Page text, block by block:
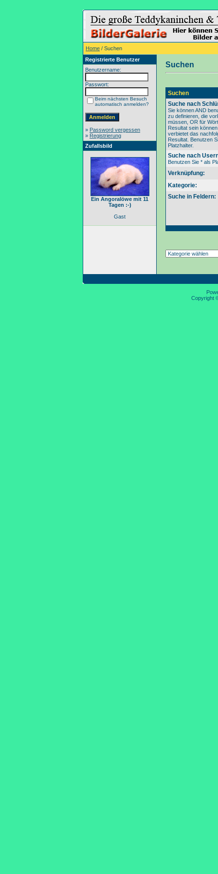
Home / Suchen
Registrierte Benutzer
Benutzername:
Passwort:
Beim nächsten Besuch
automatisch anmelden?
» Password vergessen
» Registrierung
Zufallsbild
Ein Angoralöwe mit 11
Tagen :-)
Gast
Suchen
Suchen
Suche nach
Sie können AND
zu definieren, die
müssen, OR für
Resultat sein
verbietet das
Resultat. Benutzen
Platzhalter.
Suche nach
Benutzen Sie * als
Verknüpfung:
Kategorie:
Suche in Feldern:
Copyright